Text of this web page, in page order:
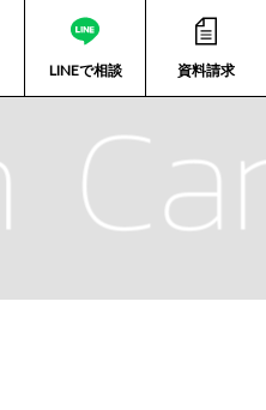
LINEで相談 資料請求